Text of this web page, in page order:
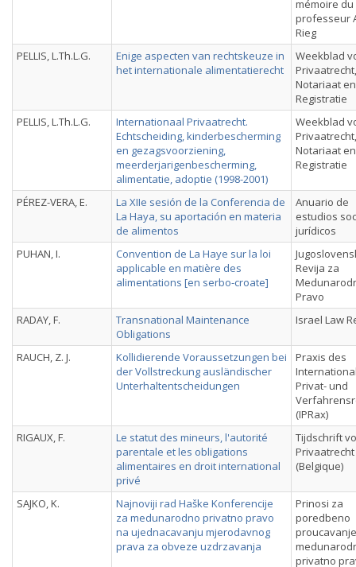
mémoire du
professeur
Rieg
PELLIS, L.Th.L.G.
Enige aspecten van rechtskeuze in
het internationale alimentatierecht
Weekblad
Privaatrecht,
Notariaat en
Registratie
PELLIS, L.Th.L.G.
Internationaal Privaatrecht.
Echtscheiding, kinderbescherming
en gezagsvoorziening,
meerderjarigenbescherming,
alimentatie, adoptie (1998-2001)
Weekblad
Privaatrecht,
Notariaat en
Registratie
PÉREZ-VERA, E.
La XIIe sesión de la Conferencia de
La Haya, su aportación en materia
de alimentos
Anuario de
estudios
jurídicos
PUHAN, I.
Convention de La Haye sur la loi
applicable en matière des
alimentations [en serbo-croate]
Revija za
Pravo
RADAY, F.
Transnational Maintenance
Obligations
Israel Law
RAUCH, Z. J.
Kollidierende Voraussetzungen bei
der Vollstreckung ausländischer
Unterhaltentscheidungen
Praxis des
Privat- und
(IPRax)
RIGAUX, F.
Le statut des mineurs, l'autorité
parentale et les obligations
alimentaires en droit international
privé
Tijdschrift
Privaatrecht
(Belgique)
SAJKO, K.
Najnoviji rad Haške Konferencije
za medunarodno privatno pravo
na ujednacavanju mjerodavnog
prava za obveze uzdrzavanja
Prinosi za
poredbeno
privatno